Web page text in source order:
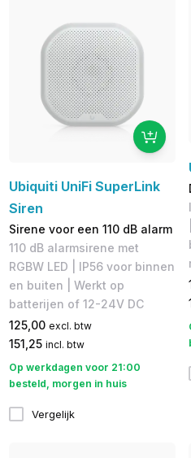
Ubiquiti UniFi SuperLink
Siren
Sirene voor een 110 dB alarm
110 dB alarmsirene met
RGBW LED | IP56 voor binnen
en buiten | Werkt op
batterijen of 12-24V DC
125,00 excl. btw
151,25 incl. btw
Op werkdagen voor 21:00
besteld, morgen in huis
Vergelijk